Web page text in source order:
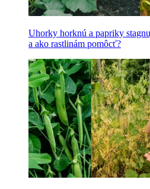
Uhorky horknú a papriky
a ako rastlinám pomôcť?